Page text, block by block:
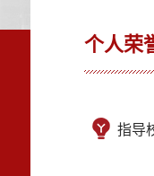
个人荣
指导